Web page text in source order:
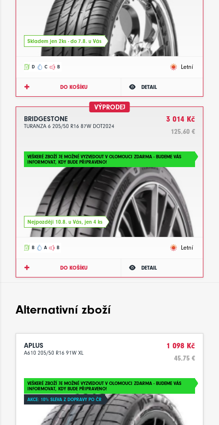
Skladem jen 2ks - do 7.8. u Vás
D C B Letní
DO KOŠÍKU DETAIL
VÝPRODEJ
BRIDGESTONE
TURANZA 6 205/50 R16 87W DOT2024
3 014 Kč
125.60 €
VEŠKERÉ ZBOŽÍ JE MOŽNÉ VYZVEDOUT V OLOMOUCI ZDARMA - BUDEME VÁS
INFORMOVAT, KDY BUDE PŘIPRAVENO!
Nejpozději 10.8. u Vás, jen 4 ks
B A B Letní
DO KOŠÍKU DETAIL
Alternativní zboží
APLUS
A610 205/50 R16 91W XL
1 098 Kč
45.75 €
VEŠKERÉ ZBOŽÍ JE MOŽNÉ VYZVEDOUT V OLOMOUCI ZDARMA - BUDEME VÁS
INFORMOVAT, KDY BUDE PŘIPRAVENO!
AKCE: 10% SLEVA Z DOPRAVY PO ČR